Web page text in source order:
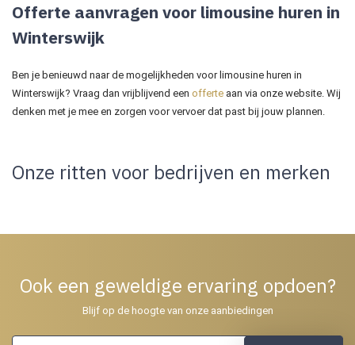
Offerte aanvragen voor limousine huren in
Winterswijk
Ben je benieuwd naar de mogelijkheden voor limousine huren in
Winterswijk? Vraag dan vrijblijvend een offerte aan via onze website. Wij
denken met je mee en zorgen voor vervoer dat past bij jouw plannen.
Onze ritten voor bedrijven en merken
Ook een geweldige ervaring opdoen?
Blijf op de hoogte van onze aanbiedingen